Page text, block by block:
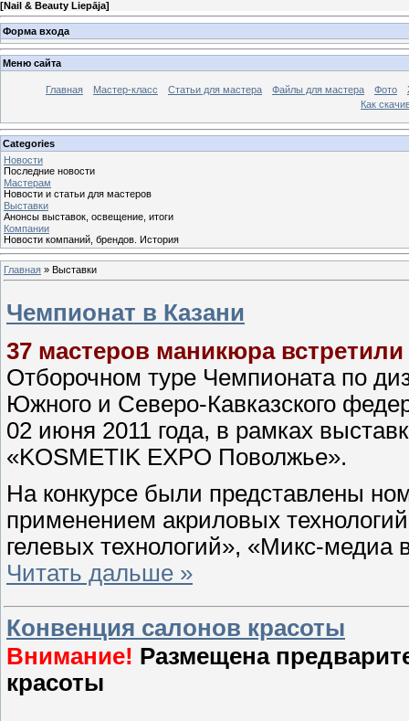
[Nail & Beauty Liepāja]
Форма входа
Меню сайта
Главная Мастер-класс Статьи для мастера Файлы для мастера Фото
Как
Categories
Новости
Последние новости
Мастерам
Новости и статьи для мастеров
Выставки
Анонсы выставок, освещение, итоги
Компании
Новости компаний, брендов. История
Главная » Выставки
Чемпионат в Казани
37 мастеров маникюра
Отборочном туре Чемпионата по
Южного и Северо-Кавказского
02 июня 2011 года, в рамках
«KOSMETIK EXPO Поволжье».
На конкурсе были представлены
применением акриловых
гелевых технологий», «Микс-
Читать дальше »
Конвенция салонов красоты
Внимание! Размещена
красоты